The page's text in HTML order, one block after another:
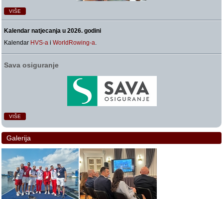
VIŠE
Kalendar natjecanja u 2026. godini
Kalendar HVS-a iWorldRowing-a.
Sava osiguranje
VIŠE
Galerija